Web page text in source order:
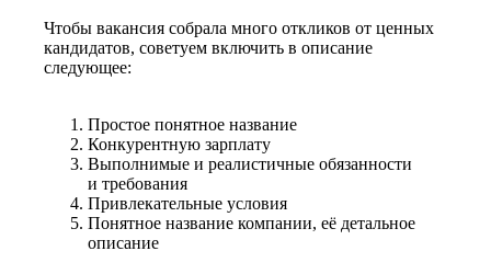
Чтобы вакансия собрала много откликов от ценных
кандидатов, советуем включить в описание
следующее:
Простое понятное название
Конкурентную зарплату
Выполнимые и реалистичные обязанности
и требования
Привлекательные условия
Понятное название компании, её детальное
описание